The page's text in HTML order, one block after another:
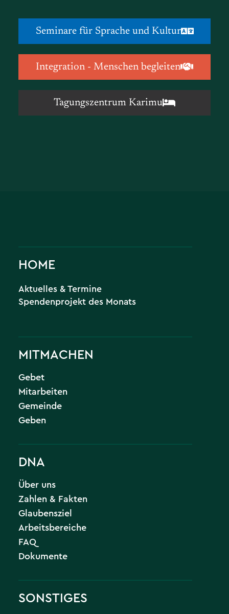
Seminare für Sprache und Kultur
Integration - Menschen begleiten
Tagungszentrum Karimu
HOME
Aktuelles & Termine
Spendenprojekt des Monats
MITMACHEN
Gebet
Mitarbeiten
Gemeinde
Geben
DNA
Über uns
Zahlen & Fakten
Glaubensziel
Arbeitsbereiche
FAQ
Dokumente
SONSTIGES